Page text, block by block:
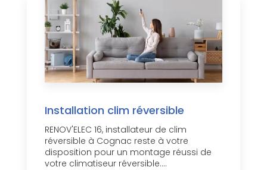
Installation clim réversible
RENOV'ELEC 16, installateur de clim
réversible à Cognac reste à votre
disposition pour un montage réussi de
votre climatiseur réversible....